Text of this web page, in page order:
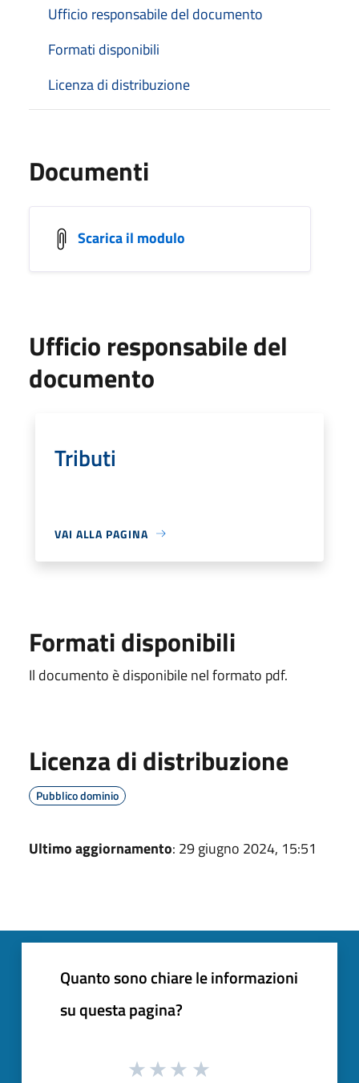
Ufficio responsabile del documento
Formati disponibili
Licenza di distribuzione
Documenti
Scarica il modulo
Ufficio responsabile del
documento
Tributi
VAI ALLA PAGINA
Formati disponibili
Il documento è disponibile nel formato pdf.
Licenza di distribuzione
Pubblico dominio
Ultimo aggiornamento: 29 giugno 2024, 15:51
Quanto sono chiare le informazioni
su questa pagina?